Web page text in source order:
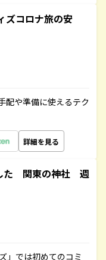
ズコロナ旅の安
配や準備に使えるテク
詳細を見る
た 関東の神社 週
」では初めてのコミ